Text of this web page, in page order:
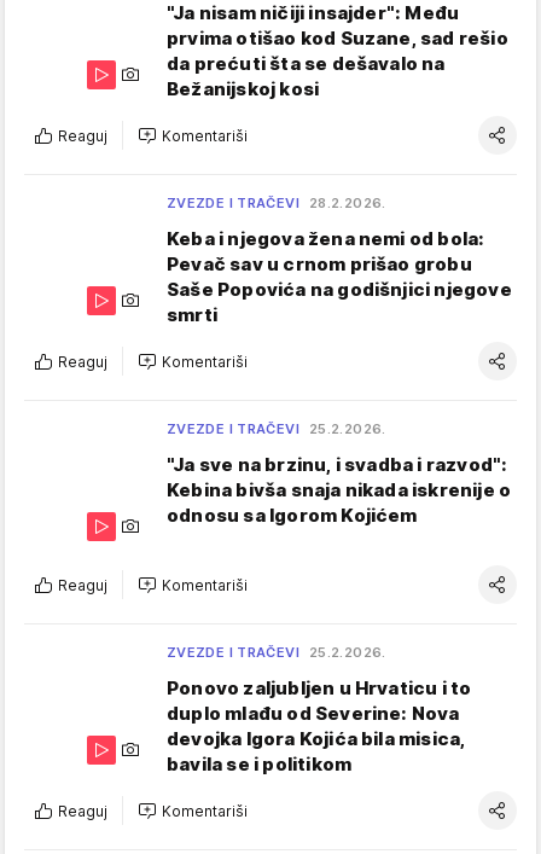
"Ja nisam ničiji insajder": Među
prvima otišao kod Suzane, sad rešio
da prećuti šta se dešavalo na
Bežanijskoj kosi
Reaguj Komentariši
ZVEZDE I TRAČEVI 28.2.2026.
Keba i njegova žena nemi od bola:
Pevač sav u crnom prišao grobu
Saše Popovića na godišnjici njegove
smrti
Reaguj Komentariši
ZVEZDE I TRAČEVI 25.2.2026.
"Ja sve na brzinu, i svadba i razvod":
Kebina bivša snaja nikada iskrenije o
odnosu sa Igorom Kojićem
Reaguj Komentariši
ZVEZDE I TRAČEVI 25.2.2026.
Ponovo zaljubljen u Hrvaticu i to
duplo mlađu od Severine: Nova
devojka Igora Kojića bila misica,
bavila se i politikom
Reaguj Komentariši